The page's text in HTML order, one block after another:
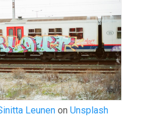
Leunen on Unsplash